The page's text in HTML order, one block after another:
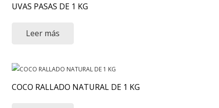
UVAS PASAS DE 1 KG
Leer más
COCO RALLADO NATURAL DE 1 KG